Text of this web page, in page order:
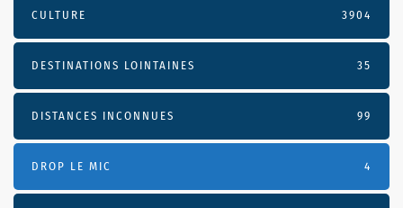
CULTURE 3904
DESTINATIONS LOINTAINES 35
DISTANCES INCONNUES 99
DROP LE MIC 4